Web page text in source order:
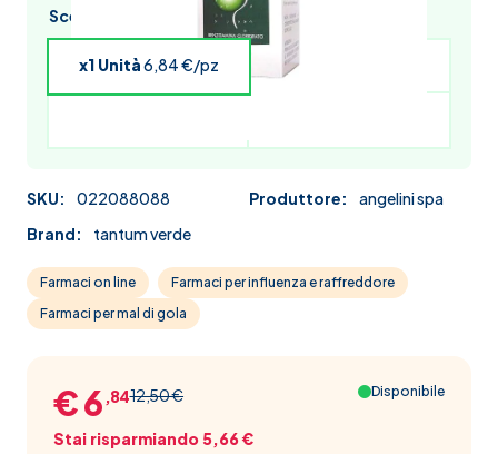
Scegli l’acquisto multiplo e risparmia
x1 Unità6,84 €/pz x4 Unità
SKU: 022088088 Produttore:
angelini spa
Brand:
tantum verde
Farmaci on line
Farmaci per influenza e raffreddore
Farmaci per mal di gola
12,50 €
€ 6 ,84
Stai risparmiando 5,66 €
Disponibile